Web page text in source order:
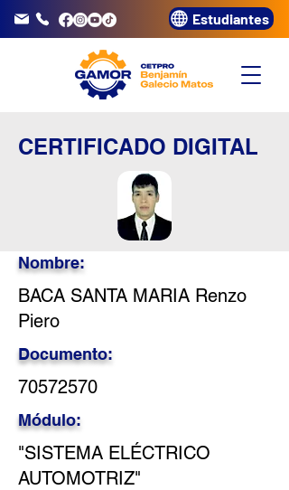
3320072 Estudiantes
CERTIFICADO DIGITAL
Nombre:
BACA SANTA MARIA Renzo
Piero
Documento:
70572570
Módulo:
"SISTEMA ELÉCTRICO
AUTOMOTRIZ"